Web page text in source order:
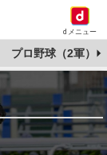
dメニュー
プロ野球（2軍）